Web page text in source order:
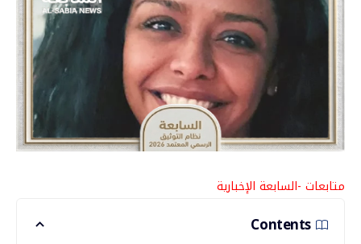
متابعات -السابعة الإخبارية
Contents